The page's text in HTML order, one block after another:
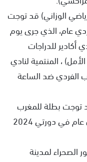
الوزاني) قد توجت
عام، الذي جرى يوم
أكادير للدراجات
، المنتمية لنادي
الفردي ضد الساعة
توجت بطلة للمغرب
في سباقي الفردي ضد الساعة والفردي عام في دورتي 2024
لمدينة